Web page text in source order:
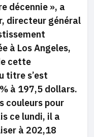
décennie », a
directeur général
à Los Angeles,
cette
titre s’est
à 197,5 dollars.
couleurs pour
ce lundi, il a
à 202,18